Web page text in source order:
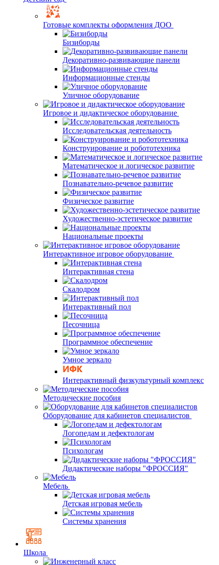
Готовые комплекты оформления ДОО
Бизиборды
Декоративно-развивающие панели
Информационные стенды
Уличное оборудование
Игровое и дидактическое оборудование
Исследовательская деятельность
Конструирование и робототехника
Математическое и логическое развитие
Познавательно-речевое развитие
Физическое развитие
Художественно-эстетическое развитие
Национальные проекты
Интерактивное игровое оборудование
Интерактивная стена
Скалодром
Интерактивный пол
Песочница
Программное обеспечение
Умное зеркало
Интерактивный физкультурный комплекс
Методические пособия
Оборудование для кабинетов специалистов
Логопедам и дефектологам
Психологам
Дидактические наборы "ФРОССИЯ"
Мебель
Детская игровая мебель
Системы хранения
Школа